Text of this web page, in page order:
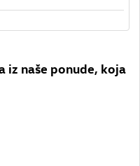
iz naše ponude, koja